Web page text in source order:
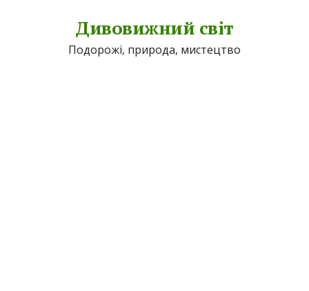
Дивовижний світ
Подорожі, природа, мистецтво